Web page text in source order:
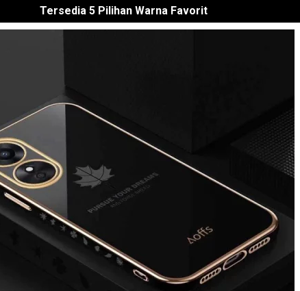
Tersedia 5 Pilihan Warna Favorit